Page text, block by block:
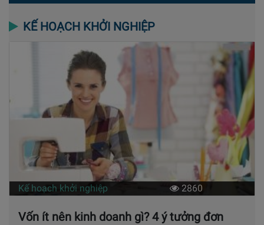
KẾ HOẠCH KHỞI NGHIỆP
Kế hoạch khởi nghiệp 2860
Vốn ít nên kinh doanh gì? 4 ý tưởng đơn